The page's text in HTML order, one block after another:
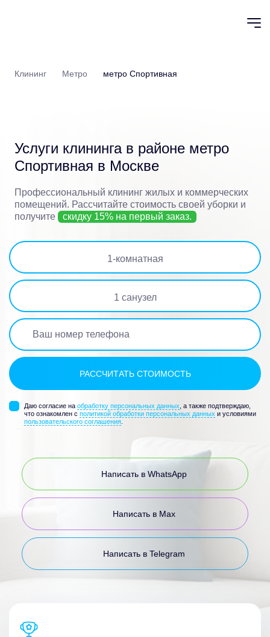
Клининг Метро метро Спортивная
Услуги клининга в районе метро
Спортивная в Москве
Профессиональный клининг жилых и коммерческих
помещений. Рассчитайте стоимость своей уборки и
получите
скидку 15% на первый заказ.
1-комнатная
1 санузел
Даю согласие на обработку персональных данных , а также подтверждаю,
что ознакомлен с политикой обработки персональных данных и условиями
пользовательского соглашения
Написать в WhatsApp
Написать в Max
Написать в Telegram